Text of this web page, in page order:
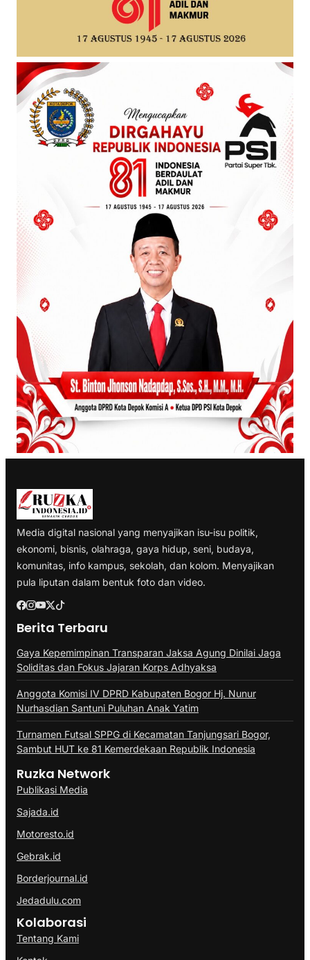
Media digital nasional yang menyajikan isu-isu politik,
ekonomi, bisnis, olahraga, gaya hidup, seni, budaya,
komunitas, info kampus, sekolah, dan kolom. Menyajikan
pula liputan dalam bentuk foto dan video.
Berita Terbaru
Gaya Kepemimpinan Transparan Jaksa Agung Dinilai Jaga
Soliditas dan Fokus Jajaran Korps Adhyaksa
Anggota Komisi IV DPRD Kabupaten Bogor Hj. Nunur
Nurhasdian Santuni Puluhan Anak Yatim
Turnamen Futsal SPPG di Kecamatan Tanjungsari Bogor,
Sambut HUT ke 81 Kemerdekaan Republik Indonesia
Ruzka Network
Publikasi Media
Sajada.id
Motoresto.id
Gebrak.id
Borderjournal.id
Jedadulu.com
Kolaborasi
Tentang Kami